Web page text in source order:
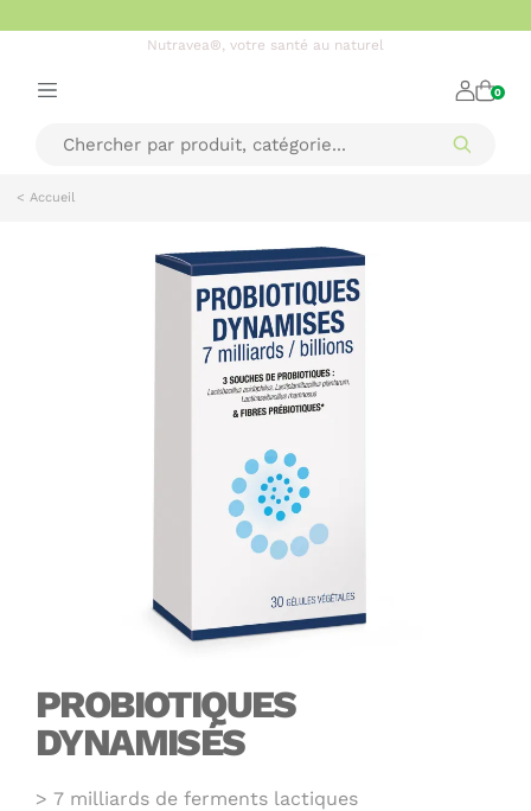
Nutravea®, votre santé au naturel
0
< Accueil
PROBIOTIQUES
DYNAMISÉS
7 milliards de ferments lactiques